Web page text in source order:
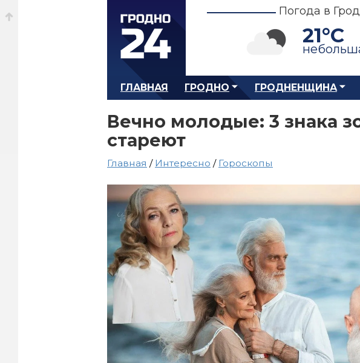
Погода в
21°C
ГЛАВНАЯ ГРОДНО ГРОДНЕНЩИНА
Вечно молодые: 3 знака
стареют
Главная / Интересно / Гороскопы